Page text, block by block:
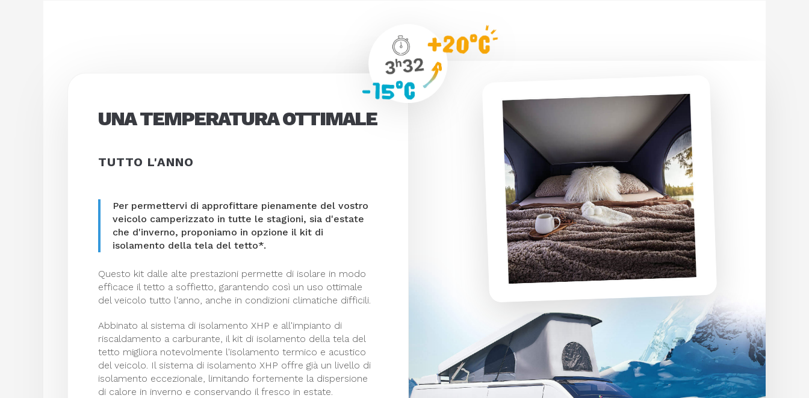
UNA TEMPERATURA OTTIMALE
TUTTO L'ANNO
Per permettervi di approfittare pienamente del vostro
veicolo camperizzato in tutte le stagioni, sia d'estate
che d'inverno, proponiamo in opzione il kit di
isolamento della tela del tetto*.
Questo kit dalle alte prestazioni permette di isolare in modo
efficace il tetto a soffietto, garantendo così un uso ottimale
del veicolo tutto l'anno, anche in condizioni climatiche difficili.
Abbinato al sistema di isolamento XHP e all'impianto di
riscaldamento a carburante, il kit di isolamento della tela del
tetto migliora notevolmente l'isolamento termico e acustico
del veicolo. Il sistema di isolamento XHP offre già un livello di
isolamento eccezionale, limitando fortemente la dispersione
di calore in inverno e conservando il fresco in estate.